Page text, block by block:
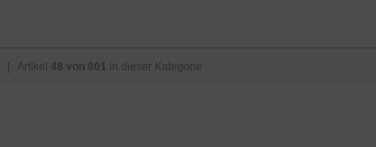
| Artikel 48 von 801 in dieser Kategorie